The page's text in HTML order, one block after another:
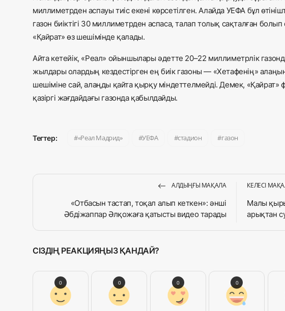
миллиметрден аспауы тиіс екені көрсетілген. Алайда УЕФА бұл
газон биіктігі 30 миллиметрден аспаса, талап толық сақталған
«Қайрат» өз шешімінде қалады.
Айта кетейік, «Реал» ойыншылары әдетте 20–22 миллиметрлік
жылдары олардың кездестірген ең биік газоны — «Хетафенің»
шешіміне сай, алаңды қайта қырқу міндеттелмейді. Демек,
қазіргі жағдайдағы газонда қабылдайды.
Тегтер: «Реал Мадрид» УЕФА стадион газон
АЛДЫҢҒЫ МАҚАЛА
«Отбасын тастап, тоқал алып кеткен»: әнші
Әбдіжаппар Әлқожаға қатысты видео тарады
КЕЛЕСІ
Малы
арықтан
СІЗДІҢ РЕАКЦИЯҢЫЗ ҚАНДАЙ?
0 0 0 0